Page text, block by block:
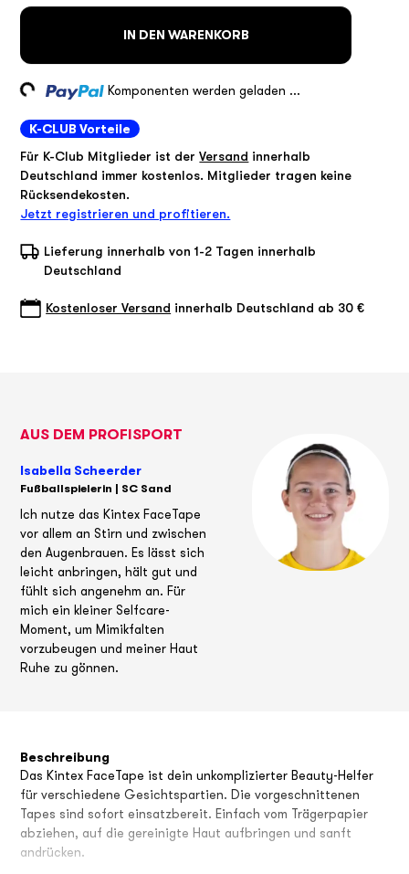
IN DEN WARENKORB
Loading... Komponenten werden geladen ...
K-CLUB Vorteile
Für K-Club Mitglieder ist derVersand innerhalb
Deutschland immer kostenlos. Mitglieder tragen keine
Rücksendekosten.
Jetzt registrieren und profitieren.
Lieferung innerhalb von 1-2 Tagen innerhalb
Deutschland
Kostenloser Versand innerhalb Deutschland ab 30 €
Beschreibung
Das Kintex FaceTape ist dein unkomplizierter Beauty-Helfer
für verschiedene Gesichtspartien. Die vorgeschnittenen
Tapes sind sofort einsatzbereit. Einfach vom Trägerpapier
abziehen, auf die gereinigte Haut aufbringen und sanft
andrücken.
AUS DEM PROFISPORT
Isabella Scheerder
Fußballspielerin | SC Sand
Ich nutze das Kintex FaceTape
vor allem an Stirn und zwischen
den Augenbrauen. Es lässt sich
leicht anbringen, hält gut und
fühlt sich angenehm an. Für
mich ein kleiner Selfcare-
Moment, um Mimikfalten
vorzubeugen und meiner Haut
Ruhe zu gönnen.